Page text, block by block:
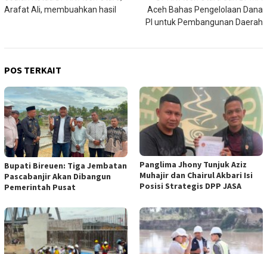
Arafat Ali, membuahkan hasil
Aceh Bahas Pengelolaan Dana
PI untuk Pembangunan Daerah
POS TERKAIT
Bupati Bireuen: Tiga Jembatan
Pascabanjir Akan Dibangun
Pemerintah Pusat
Panglima Jhony Tunjuk Aziz
Muhajir dan Chairul Akbari Isi
Posisi Strategis DPP JASA